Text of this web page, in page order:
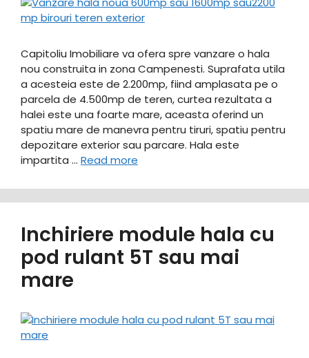
Capitoliu Imobiliare va ofera spre vanzare o hala
nou construita in zona Campenesti. Suprafata utila
a acesteia este de 2.200mp, fiind amplasata pe o
parcela de 4.500mp de teren, curtea rezultata a
halei este una foarte mare, aceasta oferind un
spatiu mare de manevra pentru tiruri, spatiu pentru
depozitare exterior sau parcare. Hala este
impartita … Read more
Inchiriere module hala cu
pod rulant 5T sau mai
mare